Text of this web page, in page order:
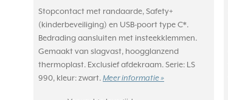
Stopcontact met randaarde, Safety+
(kinderbeveiliging) en USB-poort type C*.
Bedrading aansluiten met insteekklemmen.
Gemaakt van slagvast, hoogglanzend
thermoplast. Exclusief afdekraam. Serie: LS
990, kleur: zwart. Meer informatie »